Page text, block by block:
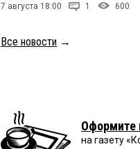
7 августа 18:00 1 600
Все новости →
Оформите
на газету